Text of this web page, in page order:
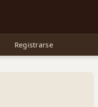
Registrarse